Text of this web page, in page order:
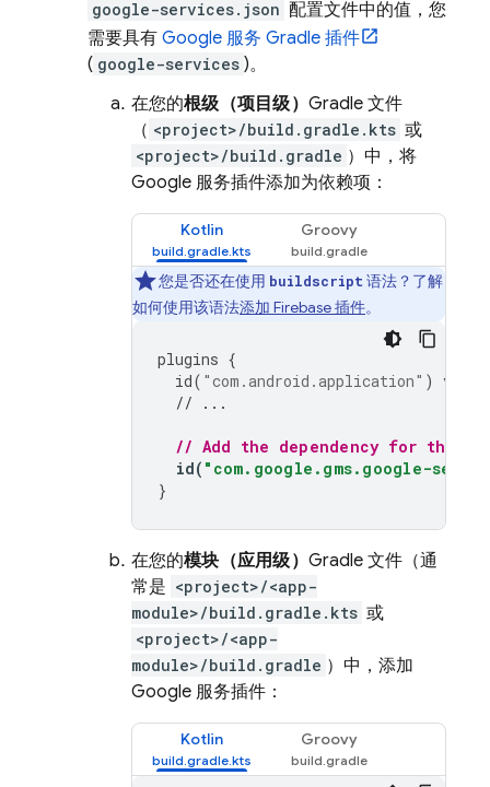
google-services.json 配置文件中的值，您
需要具有 Google 服务 Gradle 插件
( google-services )。
在您的根级（项目级） Gradle 文件
（ <project>/build.gradle.kts 或
<project>/build.gradle ）中，将
Google 服务插件添加为依赖项：
Kotlin Groovy
您是否还在使用 buildscript 语法？了解
如何使用该语法添加 Firebase 插件。
plugins {
id( "com.android.application" )
// ...
// Add the dependency for the
id( "com.google.gms.google-
}
在您的模块（应用级） Gradle 文件（通
常是 <project>/<app-
module>/build.gradle.kts 或
<project>/<app-
module>/build.gradle ）中，添加
Google 服务插件：
Kotlin Groovy